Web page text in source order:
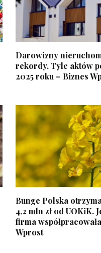
Darowizny
rekordy. Tyle aktów
2025 roku – Biznes
Bunge Polska
4,2 mln zł od UOKiK.
firma
Wprost